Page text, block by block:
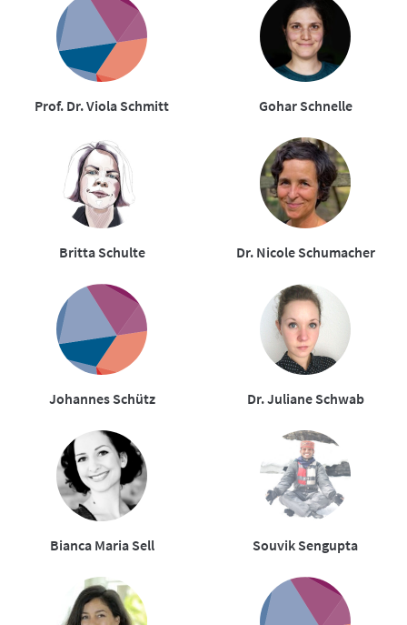
Prof. Dr. Viola Schmitt Gohar Schnelle
Britta Schulte Dr. Nicole Schumacher
Johannes Schütz Dr. Juliane Schwab
Bianca Maria Sell Souvik Sengupta